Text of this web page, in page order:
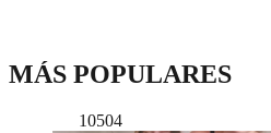
MÁS POPULARES
10504